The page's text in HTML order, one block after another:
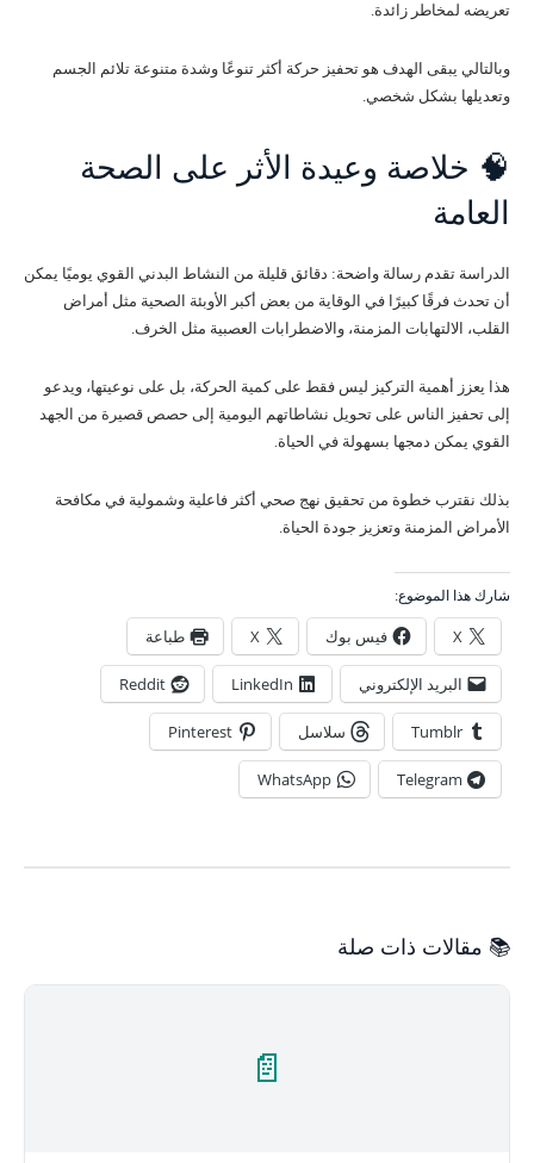
تعريضه لمخاطر زائدة.
وبالتالي يبقى الهدف هو تحفيز حركة أكثر تنوعًا وشدة متنوعة تلائم الجسم
وتعديلها بشكل شخصي.
🧠 خلاصة وعيدة الأثر على الصحة
العامة
الدراسة تقدم رسالة واضحة: دقائق قليلة من النشاط البدني القوي يوميًا يمكن
أن تحدث فرقًا كبيرًا في الوقاية من بعض أكبر الأوبئة الصحية مثل أمراض
القلب، الالتهابات المزمنة، والاضطرابات العصبية مثل الخرف.
هذا يعزز أهمية التركيز ليس فقط على كمية الحركة، بل على نوعيتها، ويدعو
إلى تحفيز الناس على تحويل نشاطاتهم اليومية إلى حصص قصيرة من الجهد
القوي يمكن دمجها بسهولة في الحياة.
بذلك نقترب خطوة من تحقيق نهج صحي أكثر فاعلية وشمولية في مكافحة
الأمراض المزمنة وتعزيز جودة الحياة.
شارك هذا الموضوع:
X فيس بوك X طباعة
البريد الإلكتروني LinkedIn
Reddit
Tumblr سلاسل Pinterest
Telegram
WhatsApp
📚 مقالات ذات صلة
📄